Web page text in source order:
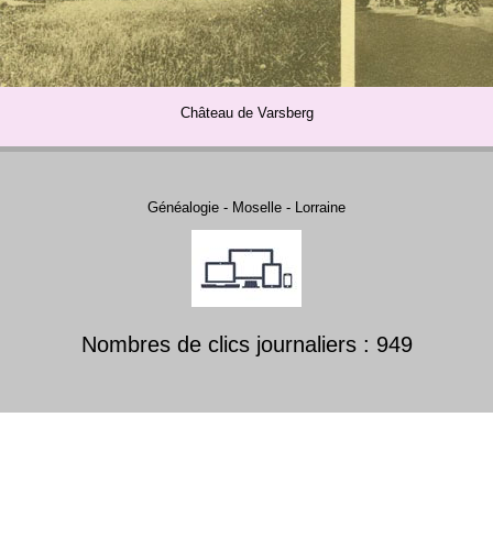
Château de Varsberg
Généalogie - Moselle - Lorraine
Nombres de clics journaliers : 949